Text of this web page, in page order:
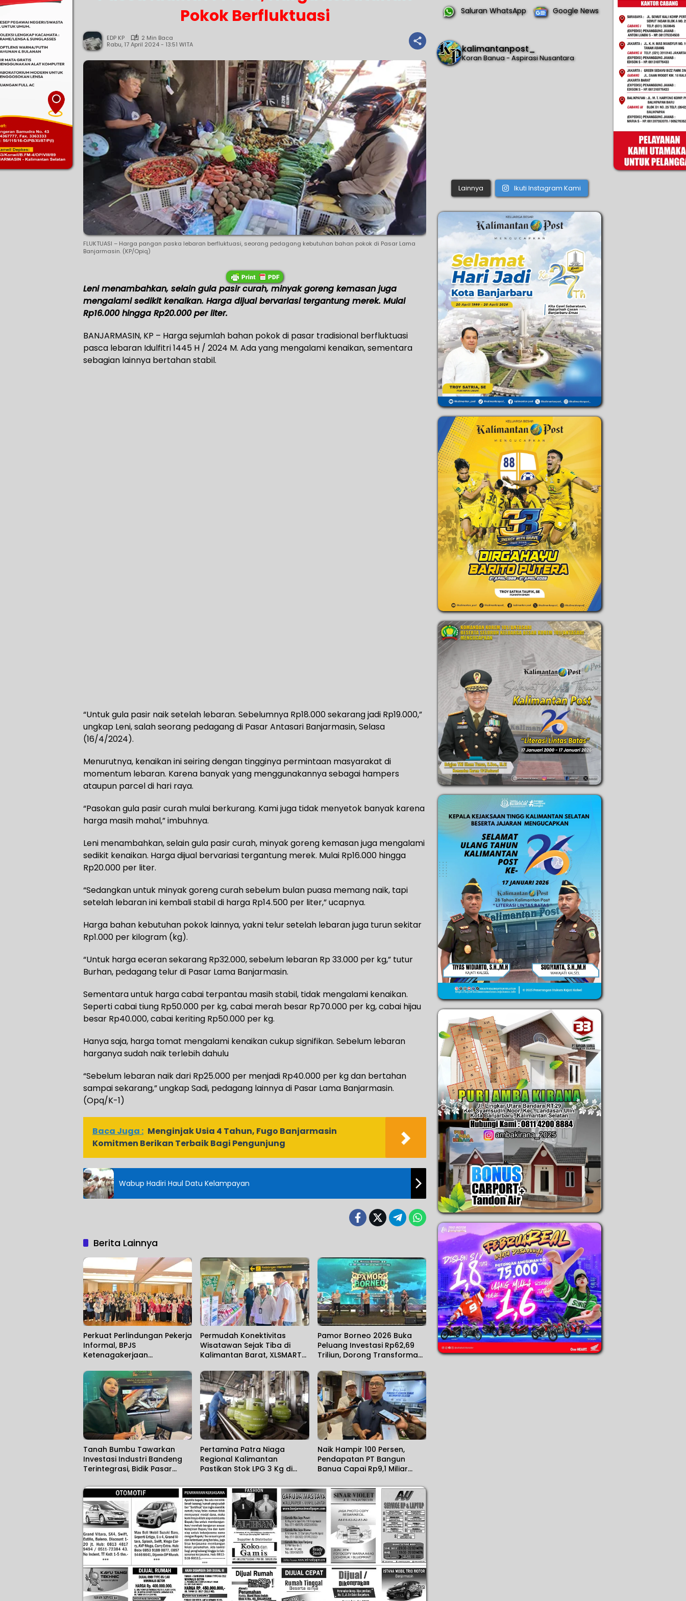
Pokok Berfluktuasi
EDP KP
2 Min Baca
Rabu, 17 April 2024 - 13:51 WITA
FLUKTUASI – Harga pangan paska lebaran berfluktuasi, seorang pedagang kebutuhan bahan pokok di Pasar Lama
Banjarmasin. (KP/Opiq)
Leni menambahkan, selain gula pasir curah, minyak goreng kemasan juga
mengalami sedikit kenaikan. Harga dijual bervariasi tergantung merek. Mulai
Rp16.000 hingga Rp20.000 per liter.
BANJARMASIN, KP – Harga sejumlah bahan pokok di pasar tradisional berfluktuasi
pasca lebaran Idulfitri 1445 H / 2024 M. Ada yang mengalami kenaikan, sementara
sebagian lainnya bertahan stabil.
“Untuk gula pasir naik setelah lebaran. Sebelumnya Rp18.000 sekarang jadi Rp19.000,”
ungkap Leni, salah seorang pedagang di Pasar Antasari Banjarmasin, Selasa
(16/4/2024).
Menurutnya, kenaikan ini seiring dengan tingginya permintaan masyarakat di
momentum lebaran. Karena banyak yang menggunakannya sebagai hampers
ataupun parcel di hari raya.
“Pasokan gula pasir curah mulai berkurang. Kami juga tidak menyetok banyak karena
harga masih mahal,” imbuhnya.
Leni menambahkan, selain gula pasir curah, minyak goreng kemasan juga mengalami
sedikit kenaikan. Harga dijual bervariasi tergantung merek. Mulai Rp16.000 hingga
Rp20.000 per liter.
“Sedangkan untuk minyak goreng curah sebelum bulan puasa memang naik, tapi
setelah lebaran ini kembali stabil di harga Rp14.500 per liter,” ucapnya.
Harga bahan kebutuhan pokok lainnya, yakni telur setelah lebaran juga turun sekitar
Rp1.000 per kilogram (kg).
“Untuk harga eceran sekarang Rp32.000, sebelum lebaran Rp 33.000 per kg,” tutur
Burhan, pedagang telur di Pasar Lama Banjarmasin.
Sementara untuk harga cabai terpantau masih stabil, tidak mengalami kenaikan.
Seperti cabai tiung Rp50.000 per kg, cabai merah besar Rp70.000 per kg, cabai hijau
besar Rp40.000, cabai keriting Rp50.000 per kg.
Hanya saja, harga tomat mengalami kenaikan cukup signifikan. Sebelum lebaran
harganya sudah naik terlebih dahulu
“Sebelum lebaran naik dari Rp25.000 per menjadi Rp40.000 per kg dan bertahan
sampai sekarang,” ungkap Sadi, pedagang lainnya di Pasar Lama Banjarmasin.
(Opq/K-1)
Baca Juga : Menginjak Usia 4 Tahun, Fugo Banjarmasin
Komitmen Berikan Terbaik Bagi Pengunjung
Wabup Hadiri Haul Datu Kelampayan
Berita Lainnya
Perkuat Perlindungan Pekerja
Informal, BPJS
Ketenagakerjaan
Sosialisasi Bersama
Anggota Komisi IX DPR RI
Permudah Konektivitas
Wisatawan Sejak Tiba di
Kalimantan Barat, XLSMART
SIM Card di Bandara
Supadio
Pamor Borneo 2026 Buka
Peluang Investasi Rp62,69
Triliun, Dorong Transformasi
Tanah Bumbu Tawarkan
Investasi Industri Bandeng
Terintegrasi, Bidik Pasar
Pertamina Patra Niaga
Regional Kalimantan
Pastikan Stok LPG 3 Kg di
Naik Hampir 100 Persen,
Pendapatan PT Bangun
Banua Capai Rp9,1 Miliar
Saluran WhatsApp Google News
kalimantanpost_
Koran Banua - Aspirasi Nusantara
Lainnya Ikuti Instagram Kami